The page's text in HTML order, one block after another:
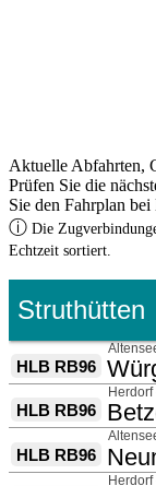
Aktuelle Abfahrten,
Prüfen Sie die
Sie den Fahrplan bei
ⓘ Die
Echtzeit sortiert.